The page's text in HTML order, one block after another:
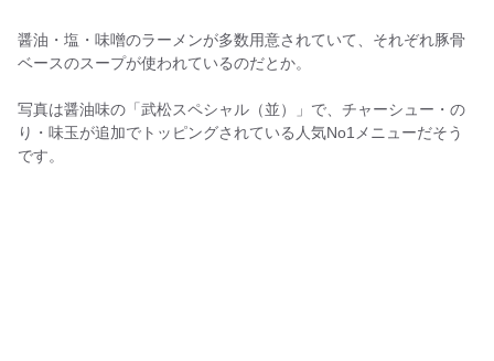
醤油・塩・味噌のラーメンが多数用意されていて、それぞれ豚骨
ベースのスープが使われているのだとか。
写真は醤油味の「武松スペシャル（並）」で、チャーシュー・の
り・味玉が追加でトッピングされている人気No1メニューだそう
です。